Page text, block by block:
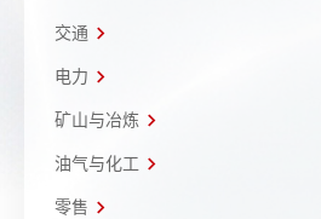
交通
电力
矿山与冶炼
油气与化工
零售